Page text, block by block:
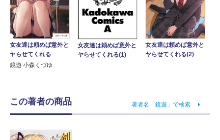
女友達は頼めば意外と
ヤらせてくれる
鏡遊 小森くづゆ
女友達は頼めば意外と
ヤらせてくれる(1)
女友達は頼めば意外と
ヤらせてくれる(2)
この著者の商品 著者名「鏡遊」で検索